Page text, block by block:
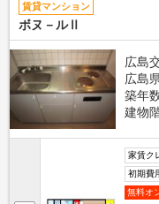
賃貸マンション
ボヌ－ルⅡ
広島
広島
築年
建物
家賃ク
初期費
無料オ